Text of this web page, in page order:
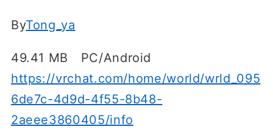
ByTong_ya
49.41 MB PC/Android
https://vrchat.com/home/world/wrld_095
6de7c-4d9d-4f55-8b48-
2aeee3860405/info